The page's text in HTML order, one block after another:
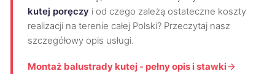
kutej poręczy i od czego zależą ostateczne koszty
realizacji na terenie całej Polski? Przeczytaj nasz
szczegółowy opis usługi.
Montaż balustrady kutej - pełny opis i stawki